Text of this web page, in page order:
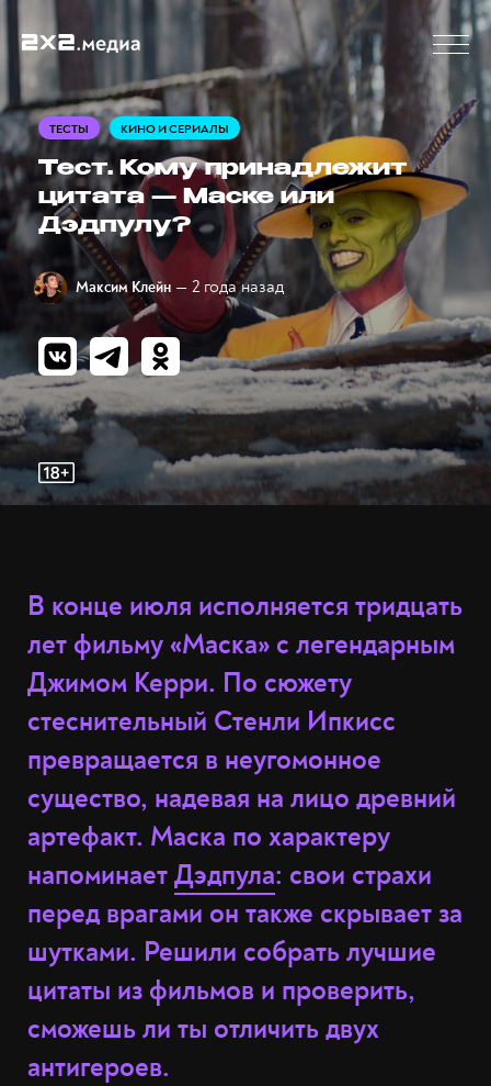
ТЕСТЫ КИНО И СЕРИАЛЫ
Тест. Кому принадлежит
цитата — Маске или
Дэдпулу?
Максим Клейн — 2 года назад
В конце июля исполняется тридцать
лет фильму «Маска» с легендарным
Джимом Керри. По сюжету
стеснительный Стенли Ипкисс
превращается в неугомонное
существо, надевая на лицо древний
артефакт. Маска по характеру
напоминаетДэдпула: свои страхи
перед врагами он также скрывает за
шутками. Решили собрать лучшие
цитаты из фильмов и проверить,
сможешь ли ты отличить двух
антигероев.